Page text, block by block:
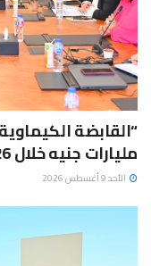
مليارات جنيه خلال 2026-2027
الأحد 9 أغسطس 2026